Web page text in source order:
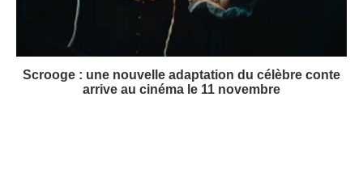
Scrooge : une nouvelle adaptation du célèbre conte
arrive au cinéma le 11 novembre